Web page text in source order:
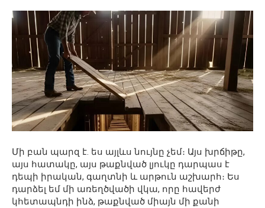
Մի բան պարզ է. ես այլևս նույնը չեմ։ Այս խրճիթը,
այս հատակը, այս թաքնված լյուկը դարպաս է
դեպի իրական, գաղտնի և արթուն աշխարհ։ Ես
դարձել եմ մի առեղծվածի վկա, որը հավերժ
կհետապնդի ինձ, թաքնված միայն մի քանի